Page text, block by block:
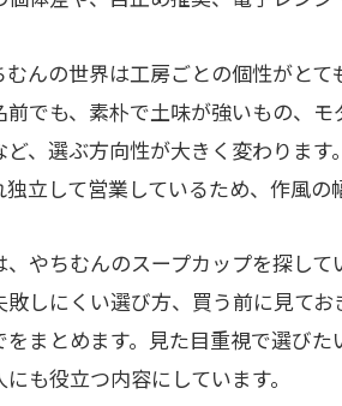
むんの世界は工房ごとの個性がと
前でも、素朴で土味が強いもの、
ど、選ぶ方向性が大きく変わりま
独立して営業しているため、作風の
、やちむんのスープカップを探し
敗しにくい選び方、買う前に見て
をまとめます。見た目重視で選び
も役立つ内容にしています。